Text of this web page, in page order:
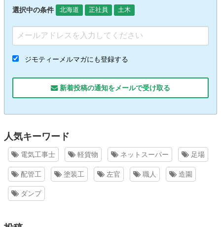
選択中の条件 北海道 正社員 土木
ジモティーメルマガにも登録する
新着投稿の通知をメールで受け取る
人気キーワード
電気工事士 軽貨物 ネットスーパー 足場
配管工 塗装工 左官 職人 造園
ダンプ